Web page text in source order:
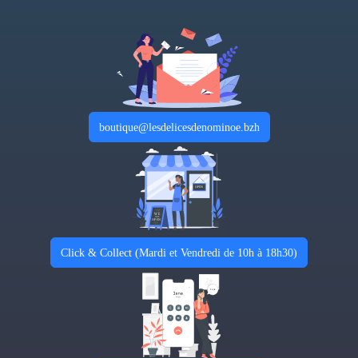
boutique@lesdelicesdenominoe.bzh
Click & Collect (Mardi et Vendredi de 10h à 18h30)